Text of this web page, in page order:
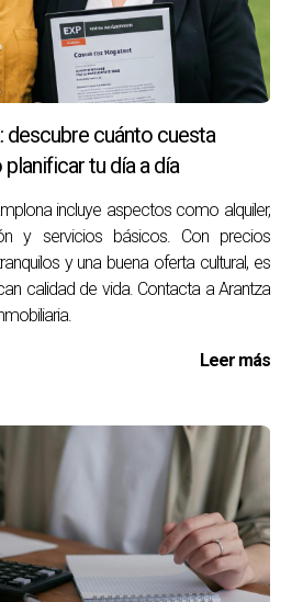
a un abogado para
sí recomendable para asegurar que
y evitar problemas futuros.
apoyo durante este
profesional siempre es
fiscales clave según la
con un experto local para
y asegurarte que cumples
fiscales sin sorpresas. Soy
aquí para ayudarte en este
¡No dudes en contactarme!
descubre cuánto cuesta
tu día a día
incluye aspectos como alquiler,
y servicios básicos. Con precios
y una buena oferta cultural, es
calidad de vida. Contacta a Arantza
Leer más